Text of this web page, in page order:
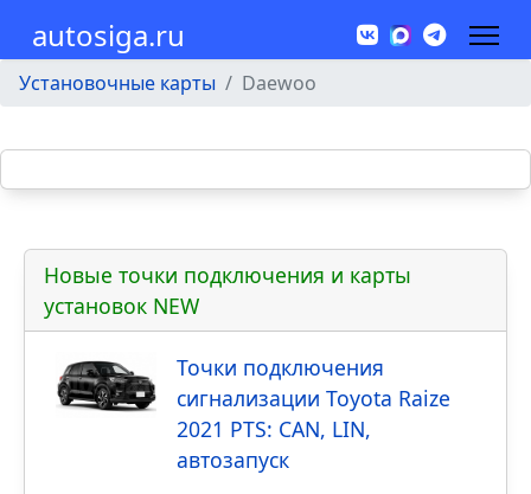
autosiga.ru
Установочные карты Daewoo
Новые точки подключения и карты
установок NEW
Точки подключения
сигнализации Toyota Raize
2021 PTS: CAN, LIN,
автозапуск